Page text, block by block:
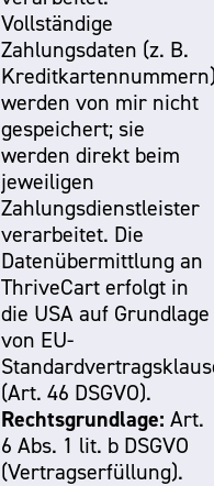
Vollständige
Zahlungsdaten (z. B.
werden von mir nicht
gespeichert; sie
werden direkt beim
jeweiligen
Zahlungsdienstleister
verarbeitet. Die
Datenübermittlung an
ThriveCart erfolgt in
die USA auf Grundlage
von EU-
(Art. 46 DSGVO).
Rechtsgrundlage: Art.
6 Abs. 1 lit. b DSGVO
(Vertragserfüllung).